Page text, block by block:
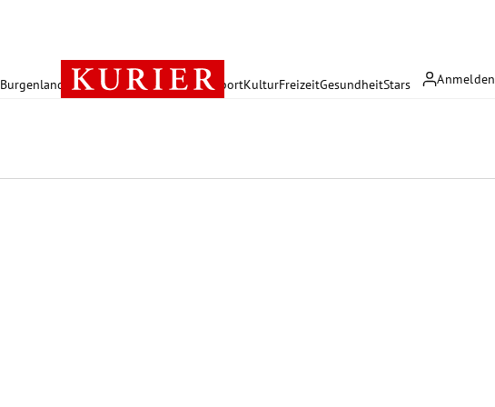
Anmelden
Burgenland Österreich PolitikWirtschaft SportKulturFreizeitGesundheitStars